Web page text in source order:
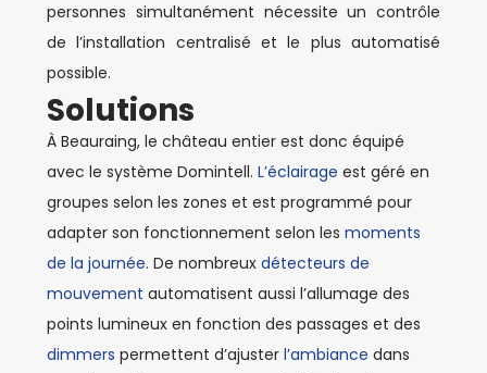
personnes simultanément nécessite un contrôle
de l’installation centralisé et le plus automatisé
possible.
Solutions
À Beauraing, le château entier est donc équipé
avec le système Domintell. L’éclairage est géré en
groupes selon les zones et est programmé pour
adapter son fonctionnement selon les moments
de la journée. De nombreux détecteurs de
mouvement automatisent aussi l’allumage des
points lumineux en fonction des passages et des
dimmers permettent d’ajuster l’ambiance dans